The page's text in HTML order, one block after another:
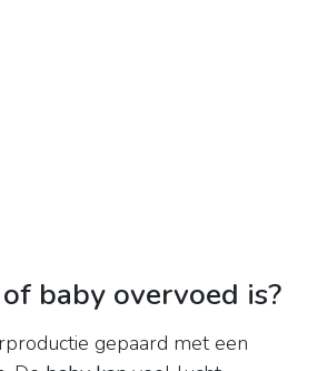
baby overvoed is?
gepaard met een